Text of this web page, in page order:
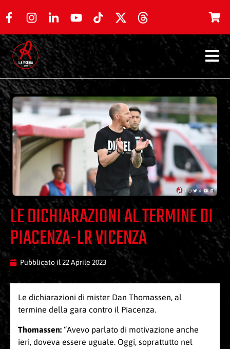
LE DICHIARAZIONI AL TERMINE DI
PIACENZA-LR VICENZA
Pubblicato il 22 Aprile 2023
Le dichiarazioni di mister Dan Thomassen, al
termine della gara contro il Piacenza.
Thomassen: “Avevo parlato di motivazione anche
ieri, doveva essere uguale. Oggi, soprattutto nel